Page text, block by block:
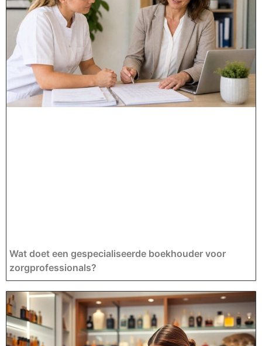
Wat doet een gespecialiseerde boekhouder voor
zorgprofessionals?